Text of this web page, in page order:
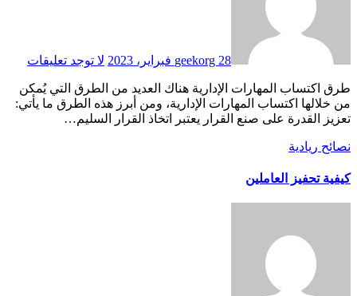
geekorg 28 فبراير، 2023 لا توجد تعليقات
طرق اكتساب المهارات الإدارية هناك العديد من الطرق التي يُمكن
من خلالها اكتساب المهارات الإدارية، ومن أبرز هذه الطرق ما يأتي:
تعزيز القدرة على صنع القرار يعتبر اتخاذ القرار السليم…
نصائح ريادية
كيفية تحفيز العاملين